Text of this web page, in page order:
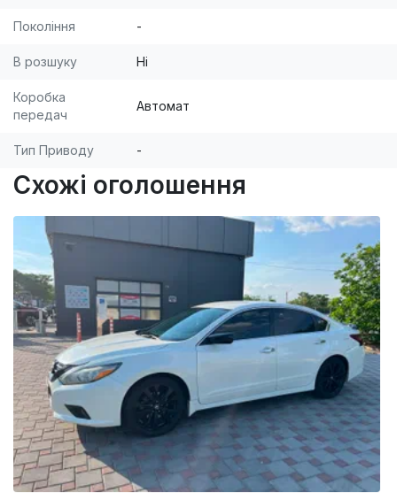
Покоління -
В розшуку Ні
Коробка
передач
Автомат
Тип Приводу -
Схожі оголошення